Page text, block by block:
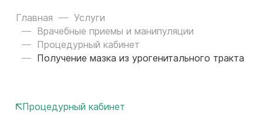
Главная
Услуги
Врачебные приемы и манипуляции
Процедурный кабинет
Получение мазка из урогенитального тракта
Процедурный кабинет